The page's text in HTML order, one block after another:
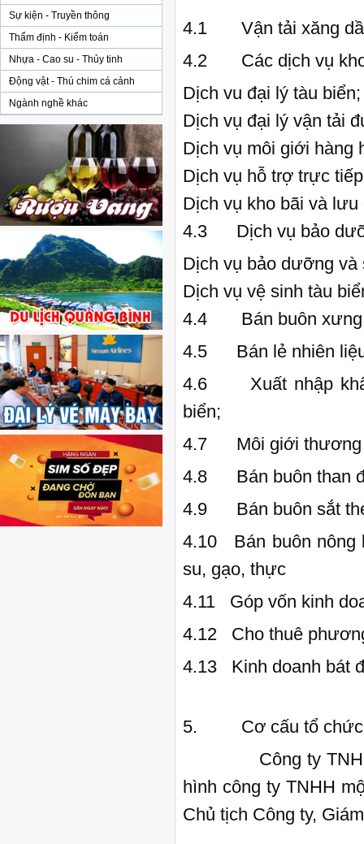
Sự kiện - Truyền thông
Thẩm định - Kiểm toán
Nhựa - Cao su - Thủy tinh
Động vật - Thú chim cá cảnh
Ngành nghề khác
4.1 Vận tải xăng
4.2 Các dịch vụ kho
Dịch vu đại lý tàu biển;
Dịch vụ đại lý vận tải
Dịch vụ môi giới hàng
Dịch vụ hỗ trợ trực
Dịch vụ kho bãi và
4.3 Dịch vụ bảo
Dịch vụ bảo dưỡng
Dịch vụ vệ sinh tàu
4.4 Bán buôn xưng
4.5 Bán lẻ nhiên liệu
4.6 Xuất nhập khẩu
biển;
4.7 Môi giới thương
4.8 Bán buôn than
4.9 Bán buôn sắt
4.10 Bán buôn nông
su, gạo, thực
4.11 Góp vốn kinh
4.12 Cho thuê
4.13 Kinh doanh bát
5. Cơ cấu tổ chức
Công ty TNHH
hình công ty TNHH
Chủ tịch Công ty,